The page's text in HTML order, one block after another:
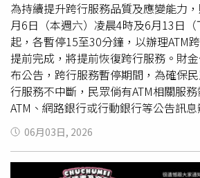
鐵路是泰國北部最重要的交通建設之
里，總預算達853.45億泰銖（約新台
2028年1月正式通車。工程規劃興建4
中堆鑾隧道長3.4公里，而位於南邦府
里，完工後將成為泰國最長鐵路隧道
64.4%，僅較原定計畫落後0.64個百分
事故雖造成重大傷亡，但初步評估不
營運安全。泰國清萊府堆鑾隧道施工
故，造成2死7重傷。（圖／翻攝自臉書
Trafficpro）
點、兜售商品或變相拉車。如遇不可
除代繳之行政規費後應退還餘款，以防
光署「115年旅行業廢止或撤銷、勒
來、保證金經扣押或執行、依法申請
單」顯示，截至115年6月，共有1家
「威順旅行社」因財務業務狀況異常，
法履行契約責任，依法勒令該公司自
經營旅行業業務3個月。觀光署廢止或
中，共有7家旅行社入列，包括慶祥旅
跳跳島在地日常旅行社、彩虹國際旅
宇旅行社及聖運國際旅行社，主要原
為持續提升跨行服務品質及應變能力
月6日（本週六）凌晨4時及6月13日
起，各暫停15至30分鐘，以辦理ATM
提前完成，將提前恢復跨行服務。財
布公告，跨行服務暫停期間，為確保
行服務不中斷，民眾倘有ATM相關服
ATM、網路銀行或行動銀行等公告訊
示，作業期間倘遇
或非預期
或啟動緊急應變計畫，將另案通知金
司官網周知大眾。民眾如有疑問，可
財金公司客服專線（02）2630－5151
06月03日, 2026